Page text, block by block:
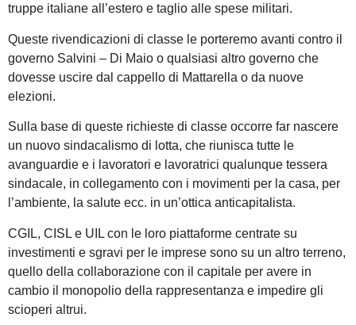
truppe italiane all’estero e taglio alle spese militari.
Queste rivendicazioni di classe le porteremo avanti contro il
governo Salvini – Di Maio o qualsiasi altro governo che
dovesse uscire dal cappello di Mattarella o da nuove
elezioni.
Sulla base di queste richieste di classe occorre far nascere
un nuovo sindacalismo di lotta, che riunisca tutte le
avanguardie e i lavoratori e lavoratrici qualunque tessera
sindacale, in collegamento con i movimenti per la casa, per
l’ambiente, la salute ecc. in un’ottica anticapitalista.
CGIL, CISL e UIL con le loro piattaforme centrate su
investimenti e sgravi per le imprese sono su un altro terreno,
quello della collaborazione con il capitale per avere in
cambio il monopolio della rappresentanza e impedire gli
scioperi altrui.